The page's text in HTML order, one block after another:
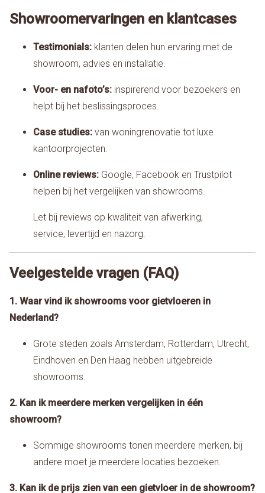
Showroomervaringen en klantcases
Testimonials:klanten delen hun ervaring met de
showroom, advies en installatie.
Voor- en nafoto’s:inspirerend voor bezoekers en
helpt bij het beslissingsproces.
Case studies:van woningrenovatie tot luxe
kantoorprojecten.
Online reviews:Google, Facebook en Trustpilot
helpen bij het vergelijken van showrooms.
Let bij reviews op kwaliteit van afwerking,
service, levertijd en nazorg.
Veelgestelde vragen (FAQ)
1. Waar vind ik showrooms voor gietvloeren in
Nederland?
Grote steden zoals Amsterdam, Rotterdam, Utrecht,
Eindhoven en Den Haag hebben uitgebreide
showrooms.
2. Kan ik meerdere merken vergelijken in één
showroom?
Sommige showrooms tonen meerdere merken, bij
andere moet je meerdere locaties bezoeken.
3. Kan ik de prijs zien van een gietvloer in de showroom?